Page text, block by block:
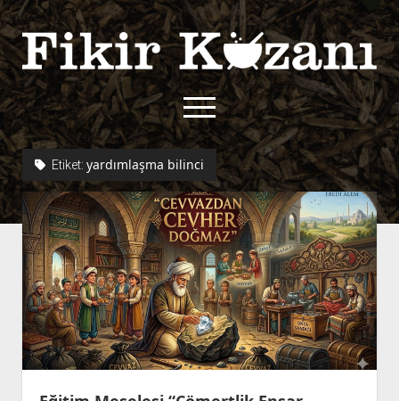
Fikir
Kazanı
menüyü
aç
twitterfacebook
rss
Hakkımızda
açılır
menüyü
aç
Kullanım Koşulları
Gizlilik Politikası
Çerez Politikası
İletişim
Kurallar
Başvuru
Etiket: yardımlaşma bilinci